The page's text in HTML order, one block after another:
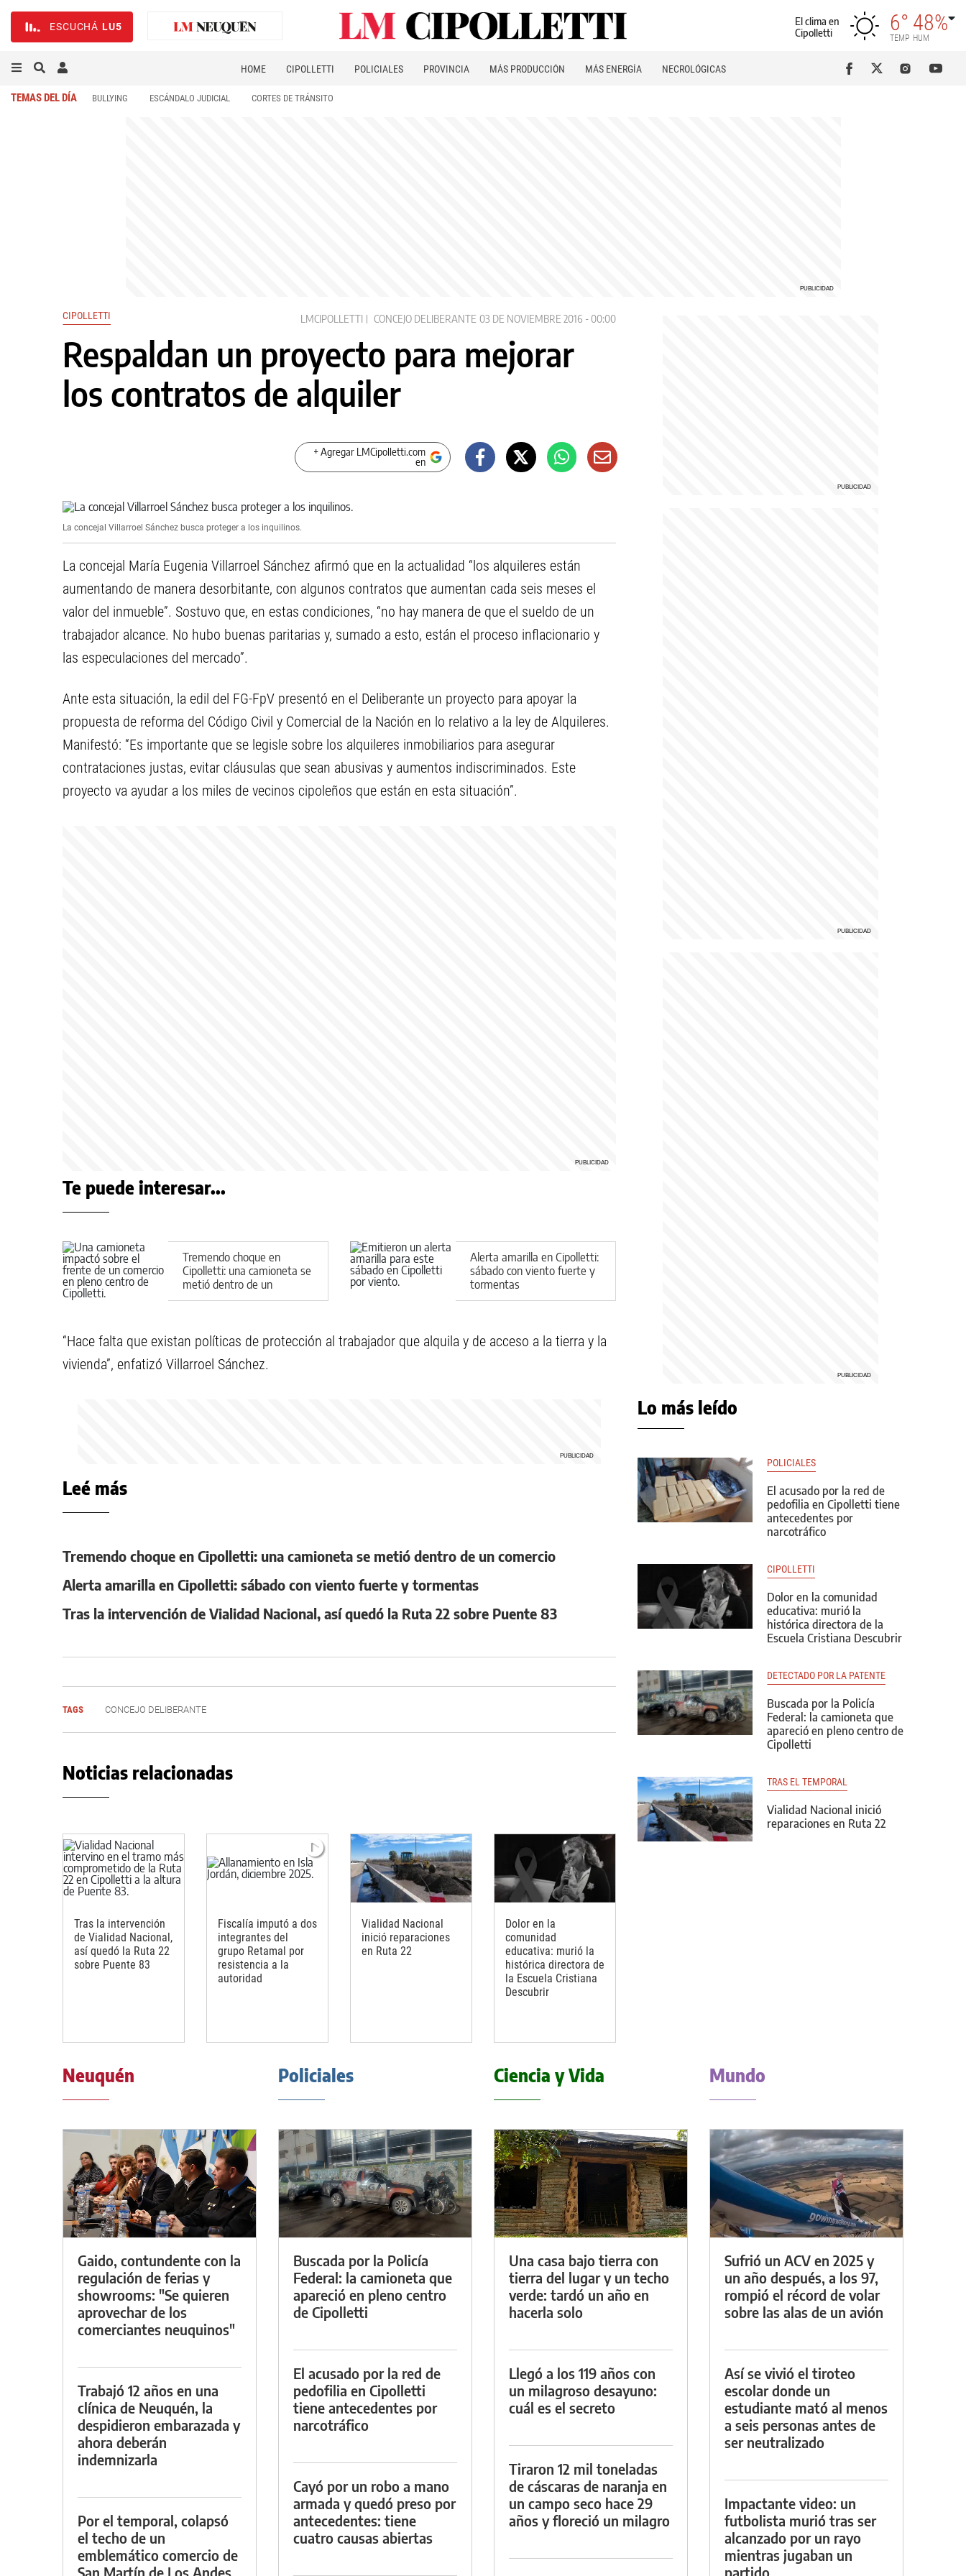
ESCUCHÁ LU5
El clima en
Cipolletti
6°
TEMP
48%
HUM
HOME CIPOLLETTI POLICIALES PROVINCIA MÁS PRODUCCIÓN MÁS ENERGÍA NECROLÓGICAS
TEMAS DEL DÍA BULLYING ESCÁNDALO JUDICIAL CORTES DE TRÁNSITO
CIPOLLETTI LMCIPOLLETTI CONCEJO DELIBERANTE 03 DE NOVIEMBRE 2016 - 00:00
Respaldan un proyecto para mejorar
los contratos de alquiler
+ Agregar LMCipolletti.com
en
La concejal Villarroel Sánchez busca proteger a los inquilinos.
La concejal María Eugenia Villarroel Sánchez afirmó que en la actualidad “los alquileres están
aumentando de manera desorbitante, con algunos contratos que aumentan cada seis meses el
valor del inmueble”. Sostuvo que, en estas condiciones, “no hay manera de que el sueldo de un
trabajador alcance. No hubo buenas paritarias y, sumado a esto, están el proceso inflacionario y
las especulaciones del mercado”.
Ante esta situación, la edil del FG-FpV presentó en el Deliberante un proyecto para apoyar la
propuesta de reforma del Código Civil y Comercial de la Nación en lo relativo a la ley de Alquileres.
Manifestó: “Es importante que se legisle sobre los alquileres inmobiliarios para asegurar
contrataciones justas, evitar cláusulas que sean abusivas y aumentos indiscriminados. Este
proyecto va ayudar a los miles de vecinos cipoleños que están en esta situación”.
Te puede interesar...
Tremendo choque en
Cipolletti: una camioneta se
metió dentro de un
comercio
Alerta amarilla en Cipolletti:
sábado con viento fuerte y
tormentas
“Hace falta que existan políticas de protección al trabajador que alquila y de acceso a la tierra y la
vivienda”, enfatizó Villarroel Sánchez.
Leé más
Tremendo choque en Cipolletti: una camioneta se metió dentro de un comercio
Alerta amarilla en Cipolletti: sábado con viento fuerte y tormentas
Tras la intervención de Vialidad Nacional, así quedó la Ruta 22 sobre Puente 83
TAGS CONCEJO DELIBERANTE
Noticias relacionadas
Tras la intervención
de Vialidad Nacional,
así quedó la Ruta 22
sobre Puente 83
Fiscalía imputó a dos
integrantes del
grupo Retamal por
resistencia a la
autoridad
Vialidad Nacional
inició reparaciones
en Ruta 22
Dolor en la
comunidad
educativa: murió la
histórica directora de
la Escuela Cristiana
Descubrir
Lo más leído
POLICIALES
El acusado por la red de
pedofilia en Cipolletti tiene
antecedentes por
narcotráfico
CIPOLLETTI
Dolor en la comunidad
educativa: murió la
histórica directora de la
Escuela Cristiana Descubrir
DETECTADO POR LA PATENTE
Buscada por la Policía
Federal: la camioneta que
apareció en pleno centro de
Cipolletti
TRAS EL TEMPORAL
Vialidad Nacional inició
reparaciones en Ruta 22
Neuquén
Gaido, contundente con la
regulación de ferias y
showrooms: "Se quieren
aprovechar de los
comerciantes neuquinos"
Trabajó 12 años en una
clínica de Neuquén, la
despidieron embarazada y
ahora deberán
indemnizarla
Por el temporal, colapsó
el techo de un
emblemático comercio de
San Martín de Los Andes
Policiales
Buscada por la Policía
Federal: la camioneta que
apareció en pleno centro
de Cipolletti
El acusado por la red de
pedofilia en Cipolletti
tiene antecedentes por
narcotráfico
Cayó por un robo a mano
armada y quedó preso por
antecedentes: tiene
cuatro causas abiertas
Ciencia y Vida
Una casa bajo tierra con
tierra del lugar y un techo
verde: tardó un año en
hacerla solo
Llegó a los 119 años con
un milagroso desayuno:
cuál es el secreto
Tiraron 12 mil toneladas
de cáscaras de naranja en
un campo seco hace 29
años y floreció un milagro
Mundo
Sufrió un ACV en 2025 y
un año después, a los 97,
rompió el récord de volar
sobre las alas de un avión
Así se vivió el tiroteo
escolar donde un
estudiante mató al menos
a seis personas antes de
ser neutralizado
Impactante video: un
futbolista murió tras ser
alcanzado por un rayo
mientras jugaban un
partido